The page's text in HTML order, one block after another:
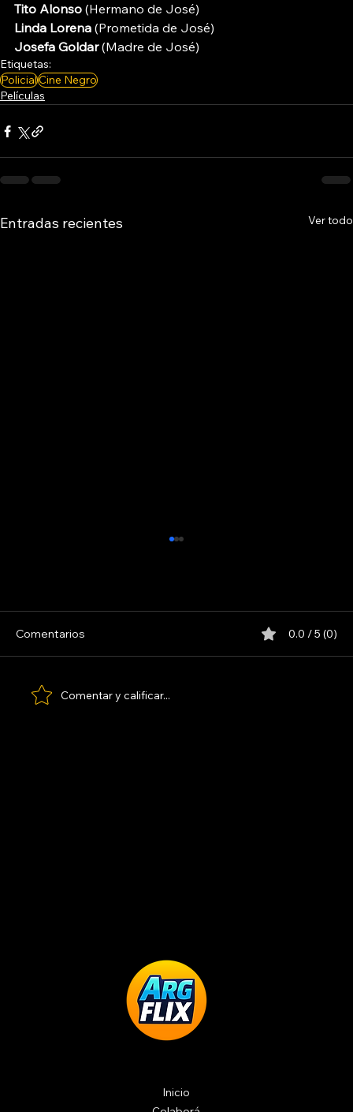
Tito Alonso (Hermano de José)
Linda Lorena (Prometida de José)
Josefa Goldar (Madre de José)
Etiquetas:
PolicialCine Negro
Películas
Entradas recientes Ver todo
Comentarios 0.0 / 5 (0)
Comentar y calificar...
Inicio